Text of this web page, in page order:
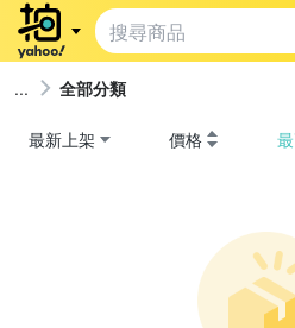
全部分類
最新上架 價格